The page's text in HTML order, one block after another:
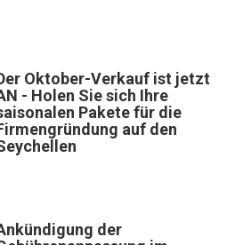
Oktober-Verkauf ist jetzt
- Holen Sie sich Ihre
Pakete für die
auf den
der